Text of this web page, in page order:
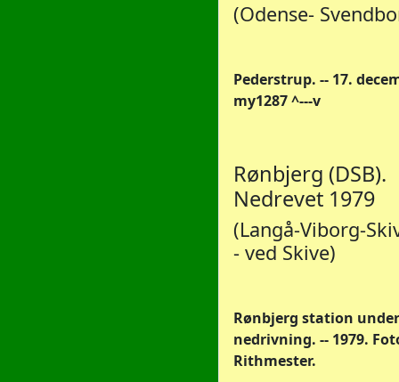
(Odense-
Pederstrup. -- 17.
my1287 ^---v
Rønbjerg (DSB).
Nedrevet 1979
(Langå-Viborg-
- ved Skive)
Rønbjerg station under
nedrivning. -- 1979.
Rithmester.